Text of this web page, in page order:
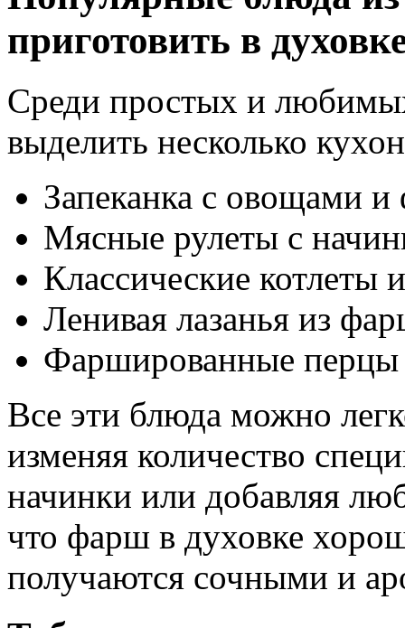
приготовить в
Среди простых и
выделить несколько
Запеканка с овощами
Мясные рулеты с
Классические котлеты
Ленивая лазанья из
Фаршированные перцы
Все эти блюда можно
изменяя количество
начинки или добавляя
что фарш в духовке
получаются сочными и